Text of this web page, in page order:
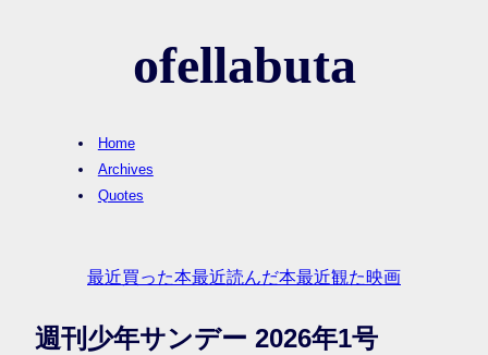
ofellabuta
Home
Archives
Quotes
最近買った本最近読んだ本最近観た映画
週刊少年サンデー 2026年1号